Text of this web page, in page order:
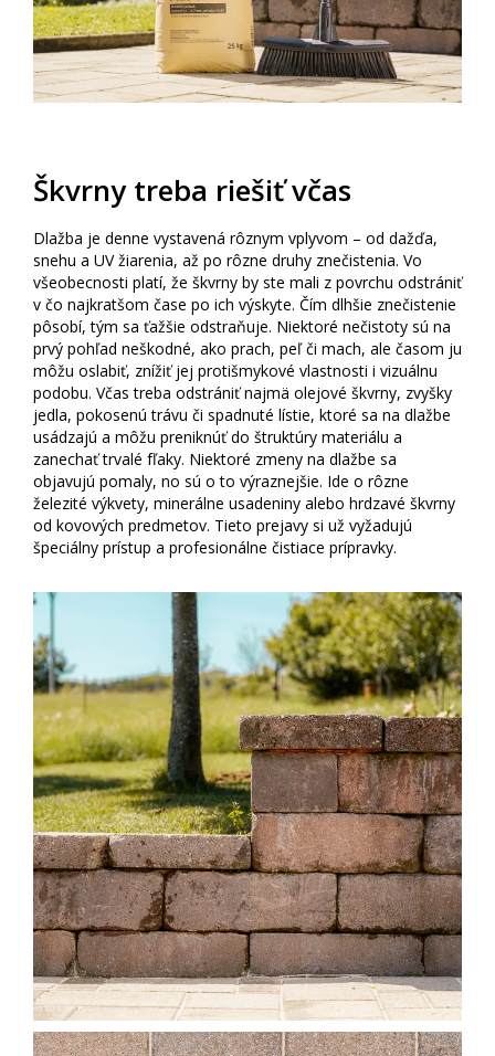
Škvrny treba riešiť včas
Dlažba je denne vystavená rôznym vplyvom – od dažďa,
snehu a UV žiarenia, až po rôzne druhy znečistenia. Vo
všeobecnosti platí, že škvrny by ste mali z povrchu odstrániť
v čo najkratšom čase po ich výskyte. Čím dlhšie znečistenie
pôsobí, tým sa ťažšie odstraňuje. Niektoré nečistoty sú na
prvý pohľad neškodné, ako prach, peľ či mach, ale časom ju
môžu oslabiť, znížiť jej protišmykové vlastnosti i vizuálnu
podobu. Včas treba odstrániť najmä olejové škvrny, zvyšky
jedla, pokosenú trávu či spadnuté lístie, ktoré sa na dlažbe
usádzajú a môžu preniknúť do štruktúry materiálu a
zanechať trvalé fľaky. Niektoré zmeny na dlažbe sa
objavujú pomaly, no sú o to výraznejšie. Ide o rôzne
železité výkvety, minerálne usadeniny alebo hrdzavé škvrny
od kovových predmetov. Tieto prejavy si už vyžadujú
špeciálny prístup a profesionálne čistiace prípravky.